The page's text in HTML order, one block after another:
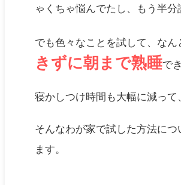
ゃくちゃ悩んでたし、もう半分
でも色々なことを試して、なん
きずに朝まで熟睡で
寝かしつけ時間も大幅に減っ
そんなわが家で試した方法に
ます。